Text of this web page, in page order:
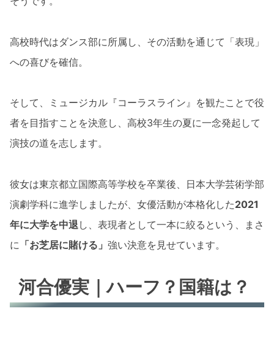
高校時代はダンス部に所属し、その活動を通じて「表現」
への喜びを確信。
そして、ミュージカル『コーラスライン』を観たことで役
者を目指すことを決意し、高校3年生の夏に一念発起して
演技の道を志します。
彼女は東京都立国際高等学校を卒業後、日本大学芸術学部
演劇学科に進学しましたが、女優活動が本格化した2021
年に大学を中退し、表現者として一本に絞るという、まさ
に 「お芝居に賭ける」 強い決意を見せています。
河合優実｜ハーフ？国籍は？